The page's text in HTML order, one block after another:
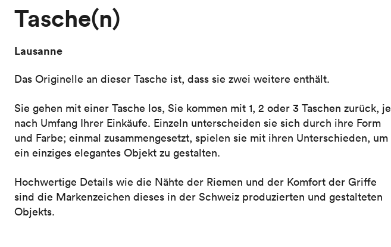
Tasche(n)
Lausanne
Das Originelle an dieser Tasche ist, dass sie zwei weitere enthält.
Sie gehen mit einer Tasche los, Sie kommen mit 1, 2 oder 3 Taschen zurück, je
nach Umfang Ihrer Einkäufe. Einzeln unterscheiden sie sich durch ihre Form
und Farbe; einmal zusammengesetzt, spielen sie mit ihren Unterschieden, um
ein einziges elegantes Objekt zu gestalten.
Hochwertige Details wie die Nähte der Riemen und der Komfort der Griffe
sind die Markenzeichen dieses in der Schweiz produzierten und gestalteten
Objekts.